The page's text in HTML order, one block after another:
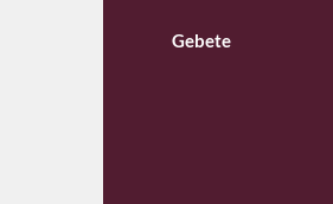
Gebete